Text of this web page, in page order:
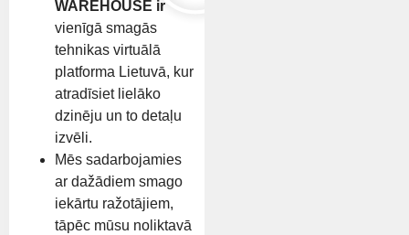
WAREHOUSE ir
vienīgā smagās
tehnikas virtuālā
platforma Lietuvā, kur
atradīsiet lielāko
dzinēju un to detaļu
izvēli.
Mēs sadarbojamies
ar dažādiem smago
iekārtu ražotājiem,
tāpēc mūsu noliktavā